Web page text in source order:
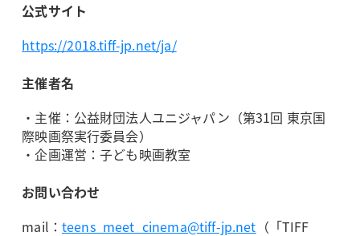
公式サイト
https://2018.tiff-jp.net/ja/
主催者名
・主催：公益財団法人ユニジャパン（第31回 東京国
際映画祭実行委員会）
・企画運営：子ども映画教室
お問い合わせ
mail： teens_meet_cinema@tiff-jp.net （「TIFF